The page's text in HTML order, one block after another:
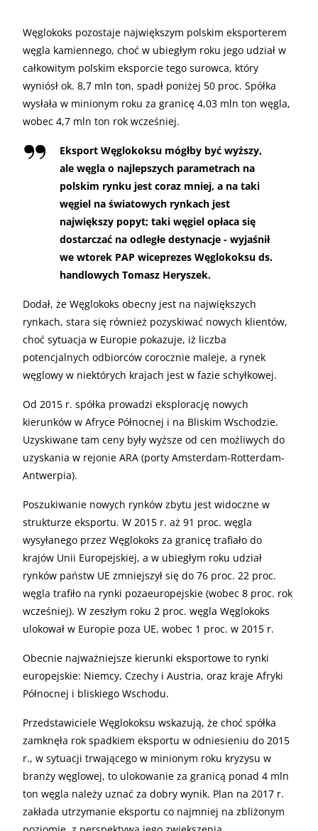
Węglokoks pozostaje największym polskim eksporterem
węgla kamiennego, choć w ubiegłym roku jego udział w
całkowitym polskim eksporcie tego surowca, który
wyniósł ok. 8,7 mln ton, spadł poniżej 50 proc. Spółka
wysłała w minionym roku za granicę 4,03 mln ton węgla,
wobec 4,7 mln ton rok wcześniej.
Eksport Węglokoksu mógłby być wyższy,
ale węgla o najlepszych parametrach na
polskim rynku jest coraz mniej, a na taki
węgiel na światowych rynkach jest
największy popyt; taki węgiel opłaca się
dostarczać na odległe destynacje - wyjaśnił
we wtorek PAP wiceprezes Węglokoksu ds.
handlowych Tomasz Heryszek.
Dodał, że Węglokoks obecny jest na największych
rynkach, stara się również pozyskiwać nowych klientów,
choć sytuacja w Europie pokazuje, iż liczba
potencjalnych odbiorców corocznie maleje, a rynek
węglowy w niektórych krajach jest w fazie schyłkowej.
Od 2015 r. spółka prowadzi eksplorację nowych
kierunków w Afryce Północnej i na Bliskim Wschodzie.
Uzyskiwane tam ceny były wyższe od cen możliwych do
uzyskania w rejonie ARA (porty Amsterdam-Rotterdam-
Antwerpia).
Poszukiwanie nowych rynków zbytu jest widoczne w
strukturze eksportu. W 2015 r. aż 91 proc. węgla
wysyłanego przez Węglokoks za granicę trafiało do
krajów Unii Europejskiej, a w ubiegłym roku udział
rynków państw UE zmniejszył się do 76 proc. 22 proc.
węgla trafiło na rynki pozaeuropejskie (wobec 8 proc. rok
wcześniej). W zeszłym roku 2 proc. węgla Węglokoks
ulokował w Europie poza UE, wobec 1 proc. w 2015 r.
Obecnie najważniejsze kierunki eksportowe to rynki
europejskie: Niemcy, Czechy i Austria, oraz kraje Afryki
Północnej i bliskiego Wschodu.
Przedstawiciele Węglokoksu wskazują, że choć spółka
zamknęła rok spadkiem eksportu w odniesieniu do 2015
r., w sytuacji trwającego w minionym roku kryzysu w
branży węglowej, to ulokowanie za granicą ponad 4 mln
ton węgla należy uznać za dobry wynik. Plan na 2017 r.
zakłada utrzymanie eksportu co najmniej na zbliżonym